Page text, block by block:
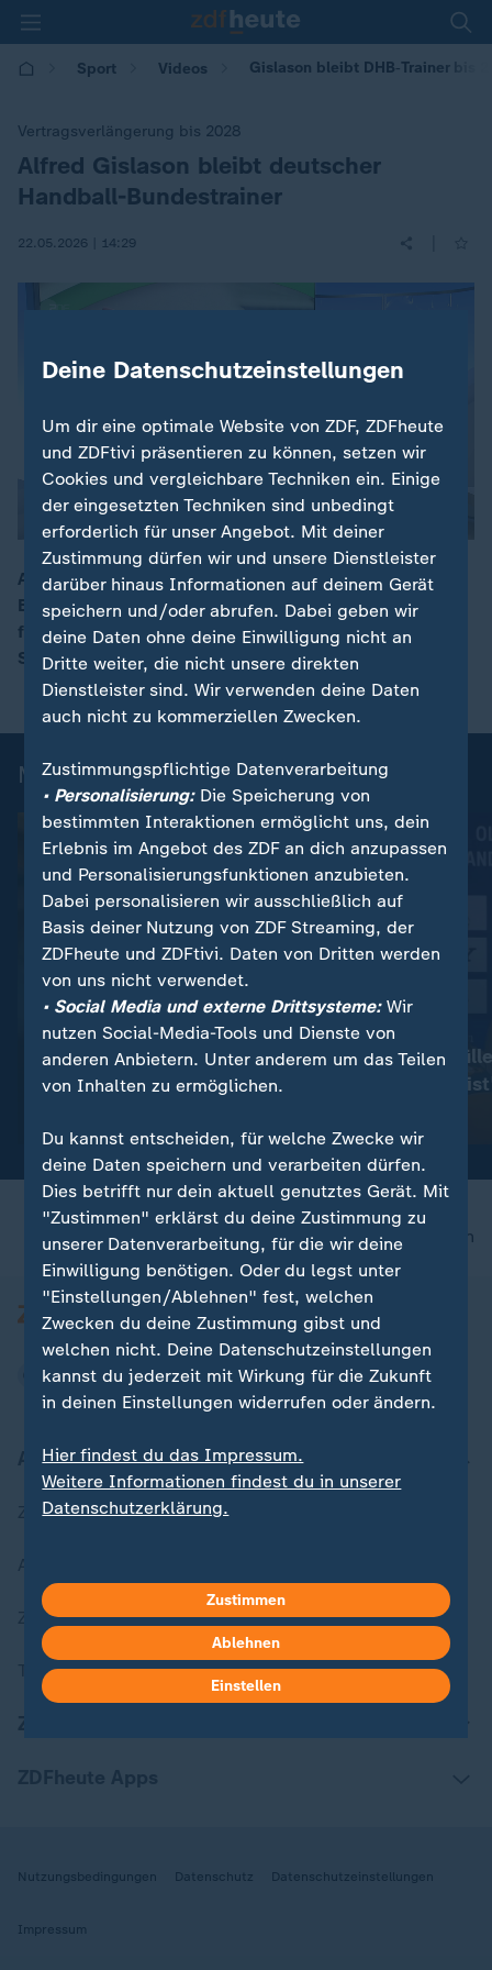
Sport Videos Gislason bleibt DHB‑Trainer bis
Vertragsverlängerung bis 2028
:
Alfred Gislason bleibt deutscher
Handball-Bundestrainer
22.05.2026 | 14:29
00:10
Alfred Gislason bleibt über die Heim-WM hinaus
Bundestrainer. Er ist seit Februar 2020 im Amt und
führte die DHB-Auswahl bereits 2024 zu Olympia-
Silber und 2026 zu EM-Silber.
Mehr News aus dem Sport
Schwimm-EM:
Drei Medaillen für deutsche
Wasserspringer zum
Synchronspringen
Hentschel/
alles passiert
nach oben
Aktuell bei ZDFheute
Zuletzt veröffentlicht
ZDFheute Stories
Themen im Überblick
Nutzungsbedingungen Datenschutz Datenschutzeinstellungen
Impressum
Deine Datenschutzeinstellungen
Um dir eine optimale Website von ZDF, ZDFheute
und ZDFtivi präsentieren zu können, setzen wir
Cookies und vergleichbare Techniken ein. Einige
der eingesetzten Techniken sind unbedingt
erforderlich für unser Angebot. Mit deiner
Zustimmung dürfen wir und unsere Dienstleister
darüber hinaus Informationen auf deinem Gerät
speichern und/oder abrufen. Dabei geben wir
deine Daten ohne deine Einwilligung nicht an
Dritte weiter, die nicht unsere direkten
Dienstleister sind. Wir verwenden deine Daten
auch nicht zu kommerziellen Zwecken.
Zustimmungspflichtige Datenverarbeitung
• Personalisierung:Die Speicherung von
bestimmten Interaktionen ermöglicht uns, dein
Erlebnis im Angebot des ZDF an dich anzupassen
und Personalisierungsfunktionen anzubieten.
Dabei personalisieren wir ausschließlich auf
Basis deiner Nutzung von ZDF Streaming, der
ZDFheute und ZDFtivi. Daten von Dritten werden
von uns nicht verwendet.
• Social Media und externe Drittsysteme:Wir
nutzen Social-Media-Tools und Dienste von
anderen Anbietern. Unter anderem um das Teilen
von Inhalten zu ermöglichen.
Du kannst entscheiden, für welche Zwecke wir
deine Daten speichern und verarbeiten dürfen.
Dies betrifft nur dein aktuell genutztes Gerät. Mit
"Zustimmen" erklärst du deine Zustimmung zu
unserer Datenverarbeitung, für die wir deine
Einwilligung benötigen. Oder du legst unter
"Einstellungen/Ablehnen" fest, welchen
Zwecken du deine Zustimmung gibst und
welchen nicht. Deine Datenschutzeinstellungen
kannst du jederzeit mit Wirkung für die Zukunft
in deinen Einstellungen widerrufen oder ändern.
Hier findest du das Impressum.
Weitere Informationen findest du in unserer
Datenschutzerklärung.
Zustimmen
Ablehnen
Einstellen